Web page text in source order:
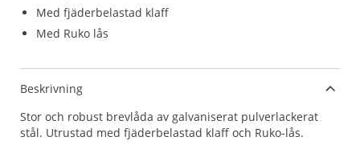
Med fjäderbelastad klaff
Med Ruko lås
Beskrivning
Stor och robust brevlåda av galvaniserat pulverlackerat
stål. Utrustad med fjäderbelastad klaff och Ruko-lås.